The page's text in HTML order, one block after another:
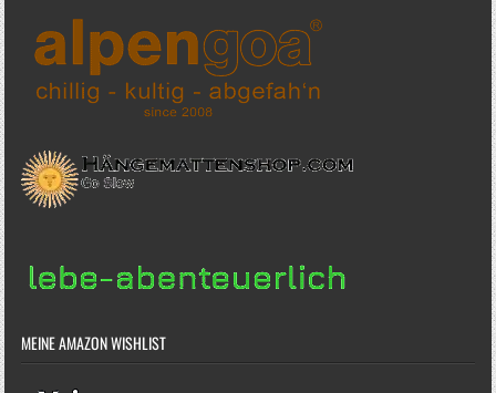
MEINE AMAZON WISHLIST